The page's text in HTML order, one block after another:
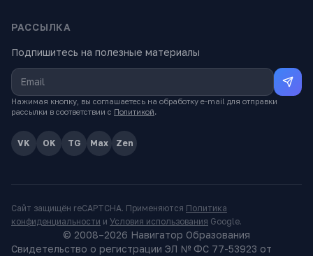
РАССЫЛКА
Подпишитесь на полезные материалы
Нажимая кнопку, вы соглашаетесь на обработку e-mail для отправки
рассылки в соответствии с Политикой.
VK OK TG Max Zen
Сайт защищён reCAPTCHA. Применяются Политика
конфиденциальности и Условия использования Google.
© 2008–2026 Навигатор Образования
Свидетельство о регистрации ЭЛ № ФС 77-53923 от